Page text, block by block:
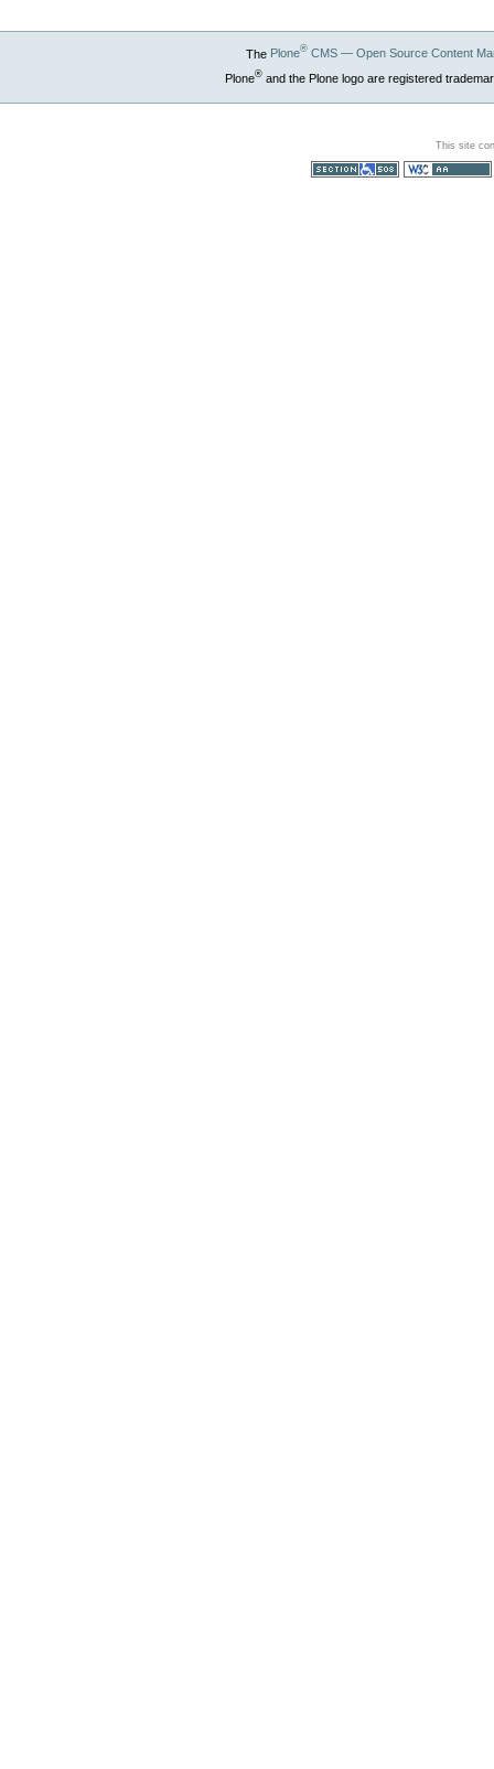
The Plone®CMS — Open Source Content
Plone®and the Plone logo are registered
This site